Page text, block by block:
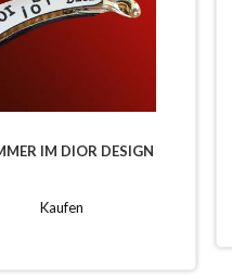
IM DIOR DESIGN
Kaufen